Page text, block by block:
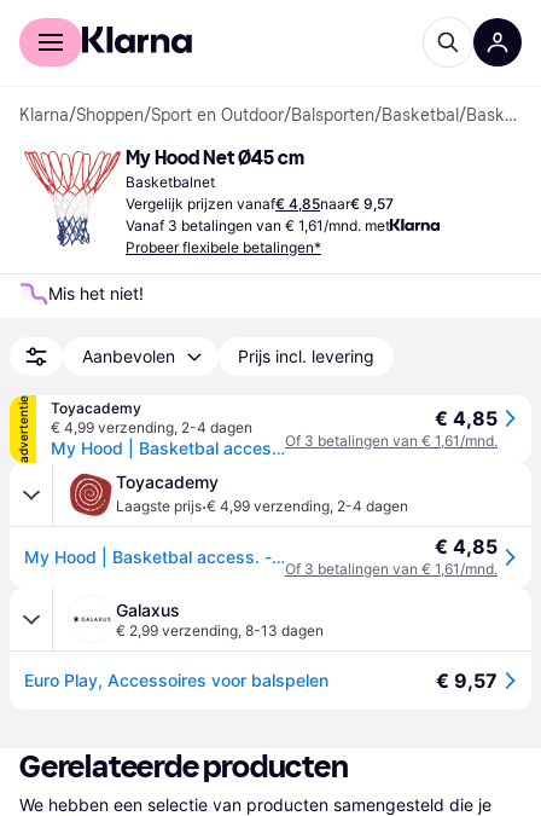
Voor shoppers
Klarna/Shoppen/Sport en Outdoor/Balsporten/Basketbal / Basketbalnetten
My Hood Net Ø45 cm
Basketbalnet
Vergelijk prijzen vanaf€ 4,85naar€ 9,57
Vanaf 3 betalingen van € 1,61/mnd. met
Probeer flexibele betalingen*
Mis het niet!
Aanbevolen Prijs incl. levering
advertentie
Toyacademy
€ 4,99 verzending, 2-4 dagen
My Hood | Basketbal access. - net voor ring
€ 4,85
Of 3 betalingen van € 1,61/mnd.
Toyacademy
Laagste prijs·€ 4,99 verzending, 2-4 dagen
My Hood | Basketbal access. - net voor ring € 4,85
Of 3 betalingen van € 1,61/mnd.
Galaxus
€ 2,99 verzending, 8-13 dagen
Euro Play, Accessoires voor balspelen € 9,57
Gerelateerde producten
We hebben een selectie van producten samengesteld die je